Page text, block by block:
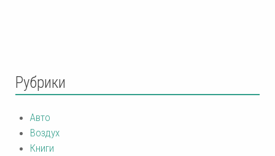
Рубрики
Авто
Воздух
Книги